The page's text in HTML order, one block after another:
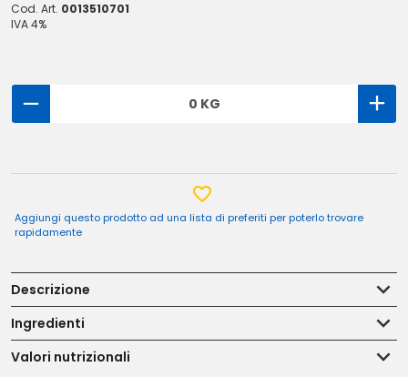
Cod. Art. 0013510701
IVA 4%
0 KG
Aggiungi questo prodotto ad una lista di preferiti per poterlo trovare
rapidamente
Descrizione
Ingredienti
Valori nutrizionali